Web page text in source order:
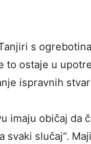
s
ostaje u
ispravnih
imaju običaj da
svaki slučaj“.